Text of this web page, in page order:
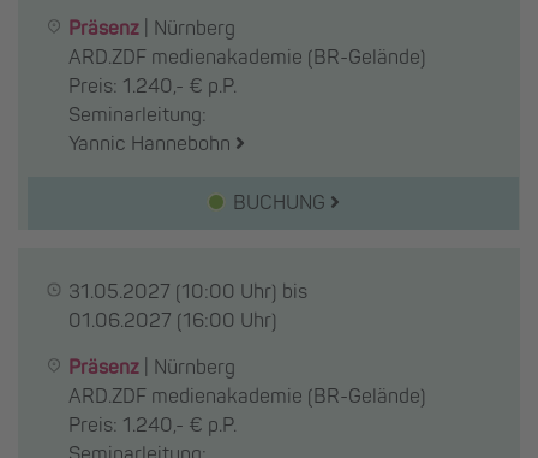
Präsenz
Nürnberg
ARD.ZDF medienakademie (BR-Gelände)
Preis: 1.240,- € p.P.
Seminarleitung:
Yannic Hannebohn
BUCHUNG
31.05.2027 (10:00 Uhr) bis
01.06.2027 (16:00 Uhr)
Präsenz
Nürnberg
ARD.ZDF medienakademie (BR-Gelände)
Preis: 1.240,- € p.P.